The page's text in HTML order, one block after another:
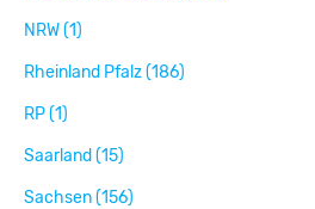
NRW (1)
Rheinland Pfalz (186)
RP (1)
Saarland (15)
Sachsen (156)